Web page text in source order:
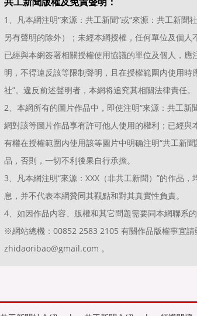
1、凡本網注明“來源：共工新聞”或“來源：共工新聞
另有聲明的除外）；未經本網授權，任何單位及個人
已經與本網簽署相關授權使用協議的單位及個人，
明，不得違反該等限制聲明，且在授權範圍内使用時
社”。違反前述聲明者，本網将追究其相關法律責任。
2、本網所有的圖片作品中，即使注明“來源：共工新
網對該等圖片作品享有許可他人使用的權利；已經
有權在授權範圍内使用該等圖片中明确注明“共工新聞
品，否則，一切不利後果自行承擔。
3、凡本網注明“來源：XXX（非共工新聞）”的作品
息，并不代表本網贊同其觀點和對其真實性負責。
4、如因作品内容、版權和其它問題需要同本網聯系的
※網站總機：00852 2583 2105 有關作品版權事宜請
zhidaoribao@gmail.com 。